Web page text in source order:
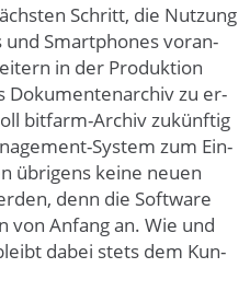
Schritt, die Nut­zung
und Smart­phones voran­
in der Produk­tion
Doku­men­ten­archiv zu er­
bitfarm-Archiv zu­künf­tig
Sys­tem zum Ein­
übri­gens keine neu­en
denn die Soft­ware
von An­fang an. Wie und
dabei stets dem Kun­